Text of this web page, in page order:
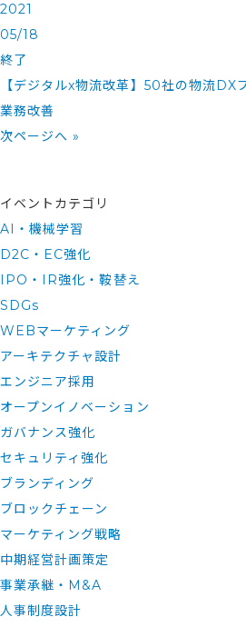
2021
05/18
終了
【デジタルx物流改革】50社の物流
業務改善
次ページへ »
イベントカテゴリ
AI・機械学習
D2C・EC強化
IPO・IR強化・鞍替え
SDGs
WEBマーケティング
アーキテクチャ設計
エンジニア採用
オープンイノベーション
ガバナンス強化
セキュリティ強化
ブランディング
ブロックチェーン
マーケティング戦略
中期経営計画策定
事業承継・M&A
人事制度設計